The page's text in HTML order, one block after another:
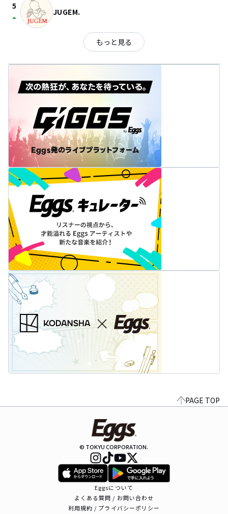
5
arrow_drop_up JUGEM.
もっと見る
PAGE TOP
© TOKYU CORPORATION.
Eggsについて
よくある質問 / お問い合わせ
利用規約 / プライバシーポリシー